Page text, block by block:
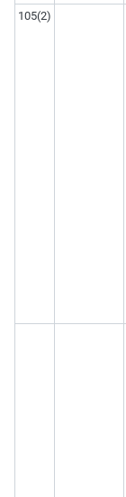
105(2)